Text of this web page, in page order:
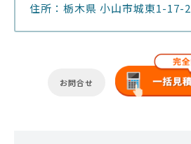
住所：栃木県 小山市城東1-17-2
お問合せ